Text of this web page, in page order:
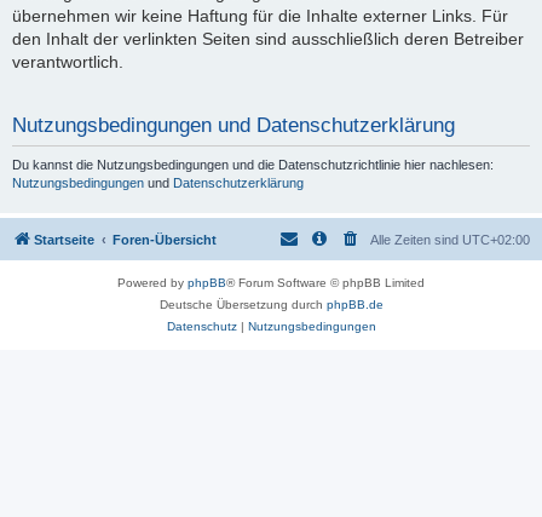
übernehmen wir keine Haftung für die Inhalte externer Links. Für
den Inhalt der verlinkten Seiten sind ausschließlich deren Betreiber
verantwortlich.
Nutzungsbedingungen und Datenschutzerklärung
Du kannst die Nutzungsbedingungen und die Datenschutzrichtlinie hier nachlesen:
Nutzungsbedingungen und Datenschutzerklärung
Startseite Foren-Übersicht Alle Zeiten sind UTC+02:00
Powered by phpBB® Forum Software © phpBB Limited
Deutsche Übersetzung durch phpBB.de
Datenschutz| Nutzungsbedingungen